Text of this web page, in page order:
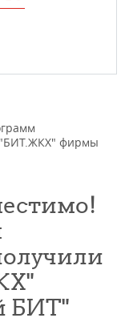
"БИТ.ЖКХ" фирмы
БИТ"